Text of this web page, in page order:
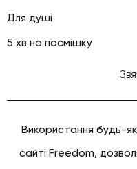
Для душі
5 хв на посмішку
Використання будь-
сайті Freedom,